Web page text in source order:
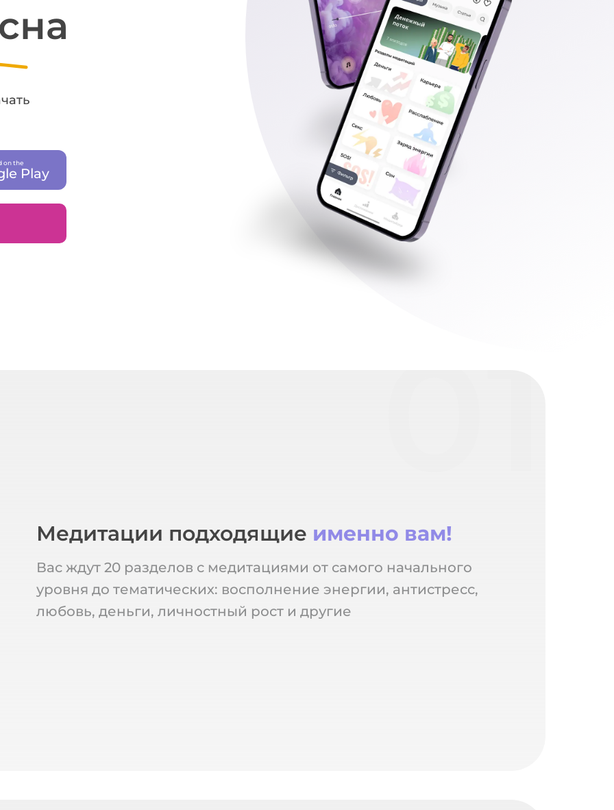
on the
Play
Медитации подходящие именно вам!
Вас ждут 20 разделов с медитациями от самого начального
уровня до тематических: восполнение энергии, антистресс,
любовь, деньги, личностный рост и другие